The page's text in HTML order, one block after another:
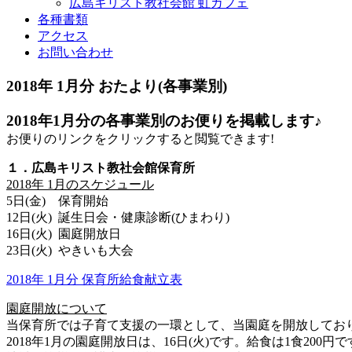
各種書類
アクセス
お問い合わせ
2018年 1月分 おたより(各事業別)
2018年1月分の各事業別のお便りを掲載します♪
お便りのリンクをクリックすると閲覧できます!
１．広島キリスト教社会館保育所
2018年 1月のスケジュール
5日(金) 保育開始
12日(火) 誕生日会・健康診断(ひまわり)
16日(火) 園庭開放日
23日(火) やきいも大会
2018年 1月分 保育所給食献立表
園庭開放について
当保育所では子育て支援の一環として、当園庭を開放してお
2018年1月の園庭開放日は、16日(火)です。給食は1食200円で